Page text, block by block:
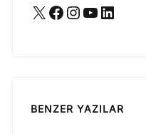
X Facebook Instagram YouTube LinkedIn
BENZER YAZILAR